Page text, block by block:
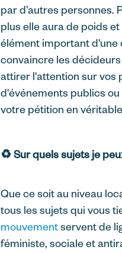
par d’autres personnes.
plus elle aura de poids
élément important d'une
convaincre les
attirer l'attention sur vos
d'événements publics
votre pétition en
♻️ Sur quels sujets je
Que ce soit au niveau
tous les sujets qui vous
mouvementservent de
féministe, sociale et